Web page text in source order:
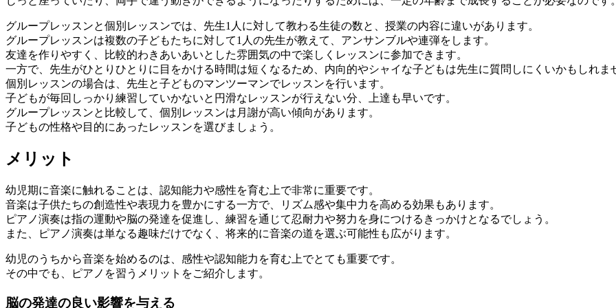
グループレッスンと個別レッスンでは、先生1人に対して教わる生徒の数と、授業の内容に違いがあります。
グループレッスンは複数の子どもたちに対して1人の先生が教えて、アンサンブルや連弾をします。
友達を作りやすく、比較的わきあいあいとした雰囲気の中で楽しくレッスンに参加できます。
一方で、先生がひとりひとりに目をかける時間は短くなるため、内向的やシャイな子どもは先生に質問しにくいかもしれま
個別レッスンの場合は、先生と子どものマンツーマンでレッスンを行います。
子どもが毎回しっかり練習していかないと円滑なレッスンが行えない分、上達も早いです。
グループレッスンと比較して、個別レッスンは月謝が高い傾向があります。
子どもの性格や目的にあったレッスンを選びましょう。
メリット
幼児期に音楽に触れることは、認知能力や感性を育む上で非常に重要です。
音楽は子供たちの創造性や表現力を豊かにする一方で、リズム感や集中力を高める効果もあります。
ピアノ演奏は指の運動や脳の発達を促進し、練習を通じて忍耐力や努力を身につけるきっかけとなるでしょう。
また、ピアノ演奏は単なる趣味だけでなく、将来的に音楽の道を選ぶ可能性も広がります。
幼児のうちから音楽を始めるのは、感性や認知能力を育む上でとても重要です。
その中でも、ピアノを習うメリットをご紹介します。
脳の発達の良い影響を与える